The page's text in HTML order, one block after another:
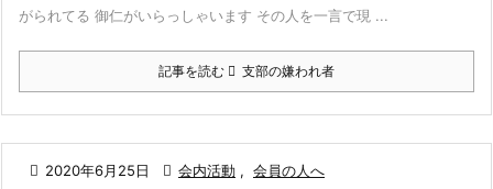
がられてる 御仁がいらっしゃいます その人を一言で現 ...
記事を読む 支部の嫌われ者
 2020年6月25日  会内活動 , 会員の人へ